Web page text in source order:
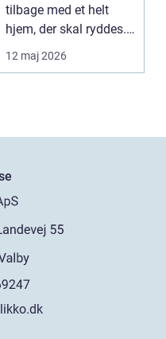
tilbage med et helt
hjem, der skal ryddes.
Møbler, per...
12 maj 2026